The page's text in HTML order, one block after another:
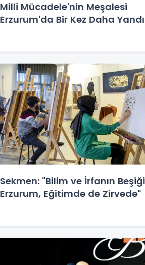
Millî Mücadele'nin Meşalesi
Erzurum'da Bir Kez Daha Yandı
Sekmen: "Bilim ve İrfanın Beşiği
Erzurum, Eğitimde de Zirvede"